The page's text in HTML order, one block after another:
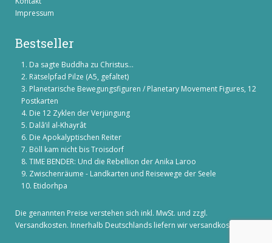
Impressum
Bestseller
Da sagte Buddha zu Christus...
Rätselpfad Pilze (A5, gefaltet)
Planetarische Bewegungsfiguren / Planetary Movement Figures, 12
Postkarten
Die 12 Zyklen der Verjüngung
Dalâ’il al-Khayrât
Die Apokalyptischen Reiter
Böll kam nicht bis Troisdorf
TIME BENDER: Und die Rebellion der Anika Laroo
Zwischenräume - Landkarten und Reisewege der Seele
Etidorhpa
Die genannten Preise verstehen sich inkl. MwSt. und zzgl.
Versandkosten. Innerhalb Deutschlands liefern wir versandkostenfrei!